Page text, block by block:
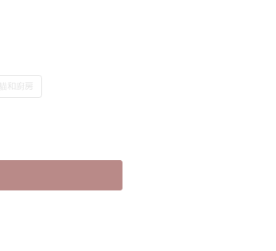
貓和廚房